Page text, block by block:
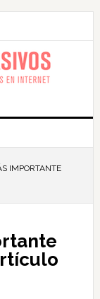
IMPORTANTE